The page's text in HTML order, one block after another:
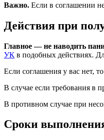
Важно. Если в соглашении
Действия при
Главное — не наводить
УК в подобных действиях.
Если соглашения у вас нет,
В случае если требования в
В противном случае при
Сроки